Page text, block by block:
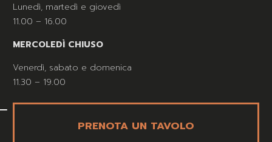
Lunedì, martedì e giovedì
11.00 – 16.00
MERCOLEDÌ CHIUSO
Venerdì, sabato e domenica
11.30 – 19.00
PRENOTA UN TAVOLO